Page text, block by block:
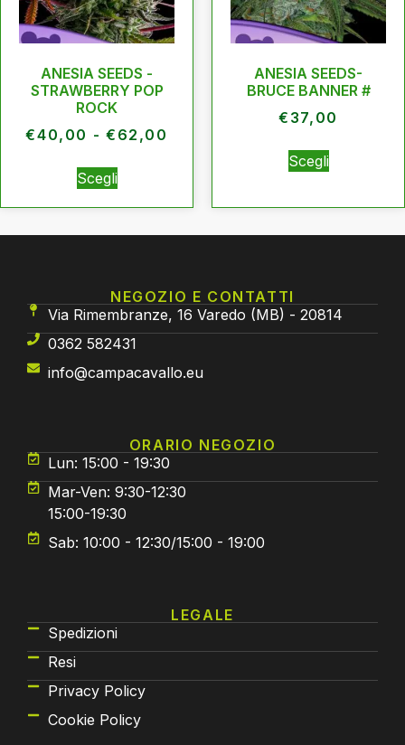
ANESIA SEEDS -
STRAWBERRY POP
ROCK
€40,00 - € 62,00
Scegli
ANESIA SEEDS-
BRUCE BANNER #
€ 37,00
Scegli
NEGOZIO E CONTATTI
Via Rimembranze, 16 Varedo (MB) - 20814
0362 582431
info@campacavallo.eu
ORARIO NEGOZIO
Lun: 15:00 - 19:30
Mar-Ven: 9:30-12:30
15:00-19:30
Sab: 10:00 - 12:30/15:00 - 19:00
LEGALE
Spedizioni
Resi
Privacy Policy
Cookie Policy